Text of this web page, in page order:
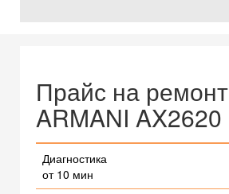
Прайс на
ARMANI AX2620
Диагностика
от 10 мин